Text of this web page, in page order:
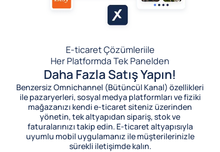
E-ticaret Çözümleriile
Her Platformda Tek Panelden
Daha Fazla Satış Yapın!
Benzersiz Omnichannel (Bütüncül Kanal) özellikleri
ile pazaryerleri, sosyal medya platformları ve fiziki
mağazanızı kendi e-ticaret siteniz üzerinden
yönetin, tek altyapıdan sipariş, stok ve
faturalarınızı takip edin. E-ticaret altyapısıyla
uyumlu mobil uygulamanız ile müşterilerinizle
sürekli iletişimde kalın.